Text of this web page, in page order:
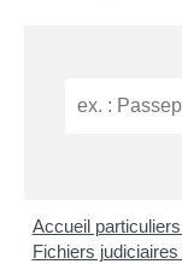
Accueil particuliers
Fichiers